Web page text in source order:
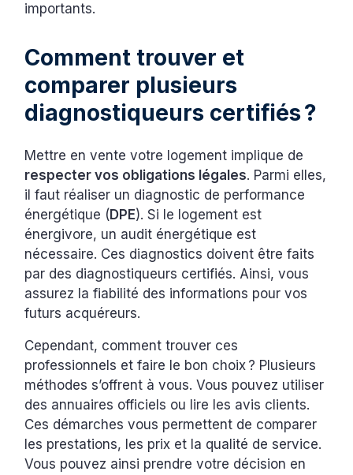
importants.
Comment trouver et
comparer plusieurs
diagnostiqueurs certifiés ?
Mettre en vente votre logement implique de
respecter vos obligations légales. Parmi elles,
il faut réaliser un diagnostic de performance
énergétique ( DPE). Si le logement est
énergivore, un audit énergétique est
nécessaire. Ces diagnostics doivent être faits
par des diagnostiqueurs certifiés. Ainsi, vous
assurez la fiabilité des informations pour vos
futurs acquéreurs.
Cependant, comment trouver ces
professionnels et faire le bon choix ? Plusieurs
méthodes s’offrent à vous. Vous pouvez utiliser
des annuaires officiels ou lire les avis clients.
Ces démarches vous permettent de comparer
les prestations, les prix et la qualité de service.
Vous pouvez ainsi prendre votre décision en